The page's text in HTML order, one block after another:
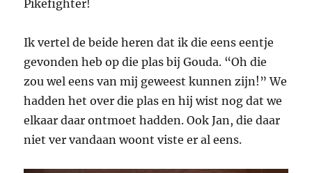
Pikefighter!
Ik vertel de beide heren dat ik die eens eentje
gevonden heb op die plas bij Gouda. “Oh die
zou wel eens van mij geweest kunnen zijn!” We
hadden het over die plas en hij wist nog dat we
elkaar daar ontmoet hadden. Ook Jan, die daar
niet ver vandaan woont viste er al eens.